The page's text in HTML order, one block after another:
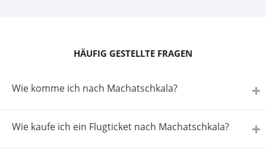
HÄUFIG GESTELLTE FRAGEN
Wie komme ich nach Machatschkala?
Wie kaufe ich ein Flugticket nach Machatschkala?